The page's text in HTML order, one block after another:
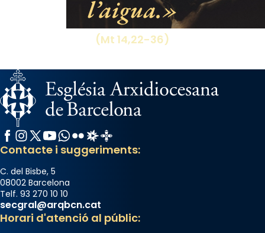
l’aigua.
(Mt 14,22-36)
Facebook
Instagram
X / Twitter
YouTube
WhatsApp
FlickrRadio Estel
Catalunya Cristiana
Contacte i suggeriments:
C. del Bisbe, 5
08002 Barcelona
Telf. 93 270 10 10
secgral@arqbcn.cat
Horari d'atenció al públic: